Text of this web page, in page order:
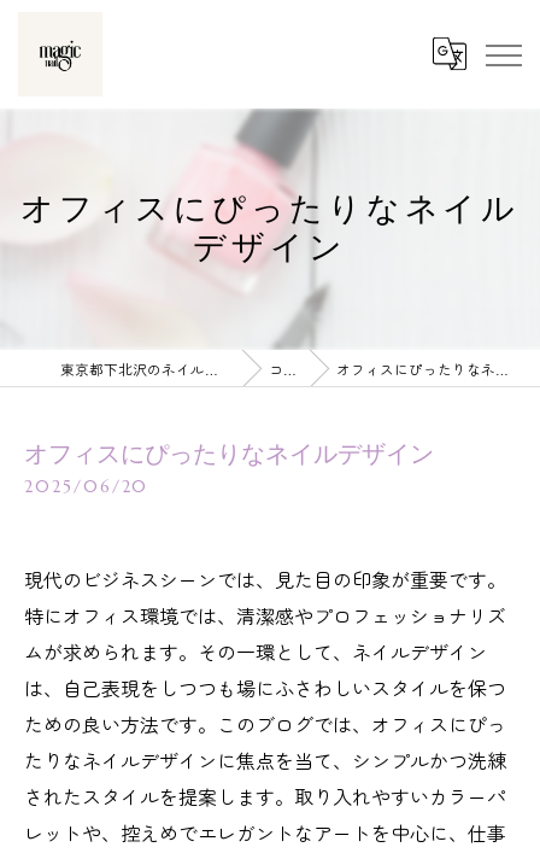
オフィスにぴったりなネイル
デザイン
コラム オフィスにぴったりなネイルデザイン
オフィスにぴったりなネイルデザイン
2025/06/20
現代のビジネスシーンでは、見た目の印象が重要です。
特にオフィス環境では、清潔感やプロフェッショナリズ
ムが求められます。その一環として、ネイルデザイン
は、自己表現をしつつも場にふさわしいスタイルを保つ
ための良い方法です。このブログでは、オフィスにぴっ
たりなネイルデザインに焦点を当て、シンプルかつ洗練
されたスタイルを提案します。取り入れやすいカラーパ
レットや、控えめでエレガントなアートを中心に、仕事